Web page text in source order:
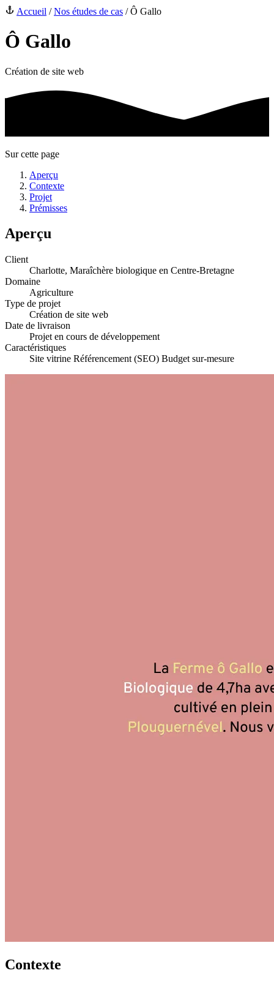
Accueil /Nos études de cas /Ô Gallo
Ô Gallo
Création de site web
Sur cette page
Aperçu
Contexte
Projet
Prémisses
Aperçu
Client
Charlotte, Maraîchère biologique en Centre-Bretagne
Domaine
Agriculture
Type de projet
Création de site web
Date de livraison
Projet en cours de développement
Caractéristiques
Site vitrine Référencement (SEO) Budget sur-mesure
Contexte